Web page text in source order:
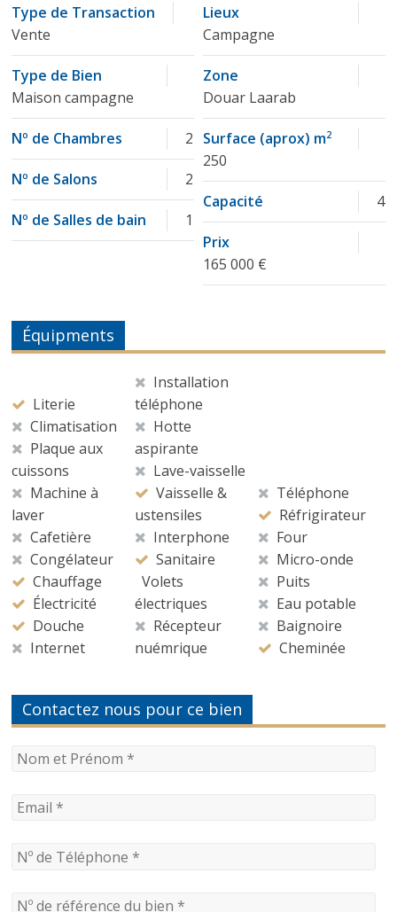
Type de Transaction
Vente
Type de Bien
Maison campagne
Nº de Chambres 2
Nº de Salons 2
Nº de Salles de bain 1
Lieux
Campagne
Zone
Douar Laarab
Surface (aprox) m2
250
Capacité 4
Prix
165 000 €
Équipments
Literie
Climatisation
Plaque aux
cuissons
Machine à
laver
Cafetière
Congélateur
Chauffage
Électricité
Douche
Internet
Installation
téléphone
Hotte
aspirante
Lave-vaisselle
Vaisselle &
ustensiles
Interphone
Sanitaire
Volets
électriques
Récepteur
nuémrique
Téléphone
Réfrigirateur
Four
Micro-onde
Puits
Eau potable
Baignoire
Cheminée
Contactez nous pour ce bien